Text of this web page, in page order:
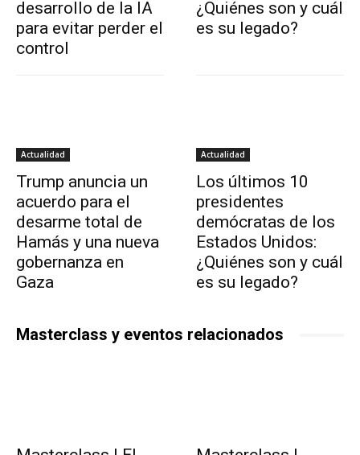
desarrollo de la IA
para evitar perder el
control
¿Quiénes son y cuál
es su legado?
Actualidad
Trump anuncia un
acuerdo para el
desarme total de
Hamás y una nueva
gobernanza en
Gaza
Actualidad
Los últimos 10
presidentes
demócratas de los
Estados Unidos:
¿Quiénes son y cuál
es su legado?
Masterclass y eventos relacionados